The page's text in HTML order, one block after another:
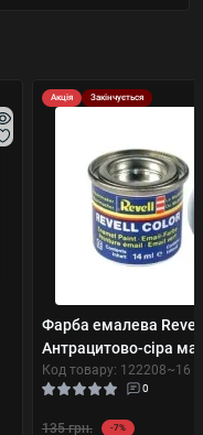
Акція Закінчується
Фарба емалева
Антрацитово-сіра
Код товару: 122208~16
0
135 грн. -7%